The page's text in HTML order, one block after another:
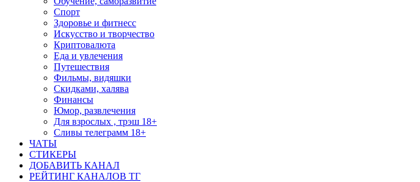
Спорт
Здоровье и фитнесс
Искусство и творчество
Криптовалюта
Еда и увлечения
Путешествия
Фильмы, видяшки
Скидками, халява
Финансы
Юмор, развлечения
Для взрослых , трэш 18+
Сливы телеграмм 18+
ЧАТЫ
СТИКЕРЫ
ДОБАВИТЬ КАНАЛ
РЕЙТИНГ КАНАЛОВ ТГ